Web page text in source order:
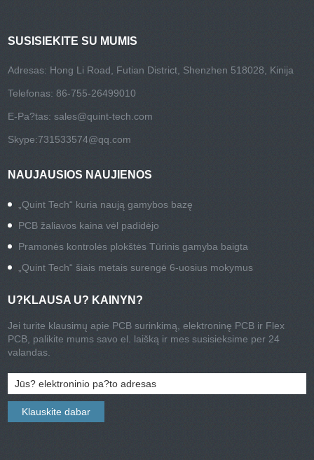
SUSISIEKITE SU MUMIS
Adresas: Hong Li Road, Futian District, Shenzhen 518028, Kinija
Telefonas: 86-755-26499010
E-Pa?tas:sales@quint-tech.com
Skype:731533574@qq.com
NAUJAUSIOS NAUJIENOS
„Quint Tech“ kuria naują gamybos bazę
PCB žaliavos kaina vėl padidėjo
Pramonės kontrolės plokštės Tūrinis gamyba baigta
„Quint Tech“ šiais metais surengė 6-uosius mokymus
U?KLAUSA U? KAINYN?
Jei turite klausimų apie PCB surinkimą, elektroninę PCB ir Flex
PCB, palikite mums savo el. laišką ir mes susisieksime per 24
valandas.